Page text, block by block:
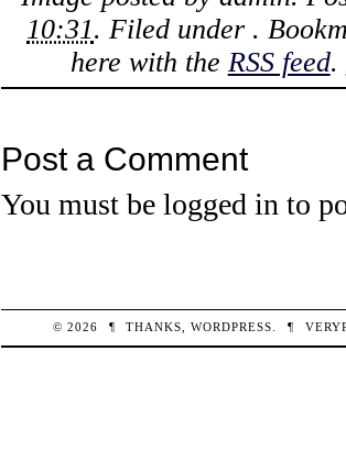
10:31. Filed under .
here with the RSS feed.
Post a Comment
You must be logged in to
© 2026 ¶ THANKS,WORDPRESS ¶